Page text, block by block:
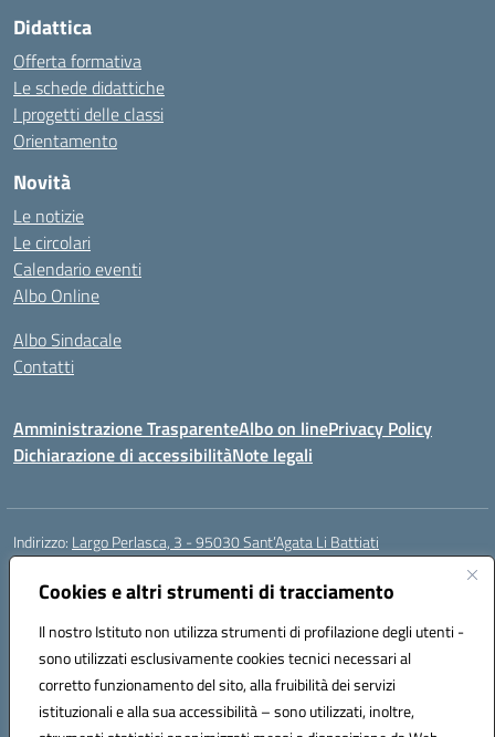
Cookies e altri strumenti di tracciamento
Il nostro Istituto non utilizza strumenti di profilazione degli utenti -
sono utilizzati esclusivamente cookies tecnici necessari al
corretto funzionamento del sito, alla fruibilità dei servizi
istituzionali e alla sua accessibilità – sono utilizzati, inoltre,
Didattica
Offerta formativa
Le schede didattiche
I progetti delle classi
Orientamento
Novità
Le notizie
Le circolari
Calendario eventi
Albo Online
Albo Sindacale
Contatti
Amministrazione TrasparenteAlbo on linePrivacy Policy
Dichiarazione di accessibilitàNote legali
Indirizzo: Largo Perlasca, 3 - 95030 Sant’Agata Li Battiati
Centralino:
ctic8bl002@istruzione.it
Posta elettronica certificata (PEC):ctic8bl002@pec.istruzione.it
Codice fiscale: 93253680875
Codice meccanografico:CTIC8BL002
Codice Indice delle Pubbliche Amministrazioni (IPA): 7UKG69R2
Codice unico di fatturazione (CUF): F8M4AH